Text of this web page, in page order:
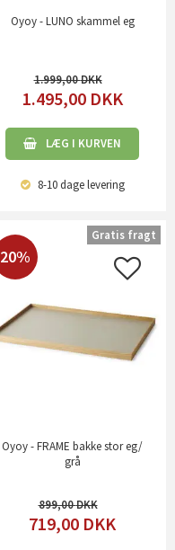
Oyoy - LUNO skammel eg
1.999,00
1.495,00 DKK
LÆG I KURVEN
8-10 dagelevering
20%
Oyoy - FRAME bakke stor eg/
grå
899,00
719,00 DKK
Gratis fragt